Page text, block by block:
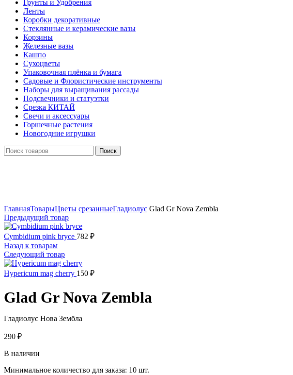
Грунты и Удобрения
Ленты
Коробки декоративные
Стеклянные и керамические вазы
Корзины
Железные вазы
Кашпо
Сухоцветы
Упаковочная плёнка и бумага
Садовые и Флористические инструменты
Наборы для выращивания рассады
Подсвечники и статуэтки
Срезка КИТАЙ
Свечи и аксессуары
Горшечные растения
Новогодние игрушки
Поиск
ГлавнаяТоварыЦветы срезанныеГладиолус Glad Gr Nova Zembla
Предыдущий товар
Cymbidium pink bryce 782 ₽
Назад к товарам
Следующий товар
Hypericum mag cherry 150 ₽
Glad Gr Nova Zembla
Гладиолус Нова Зембла
290 ₽
В наличии
Минимальное количество для заказа: 10 шт.